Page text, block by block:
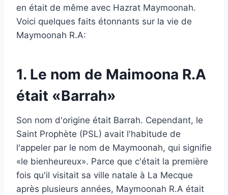
en était de même avec Hazrat Maymoonah.
Voici quelques faits étonnants sur la vie de
Maymoonah R.A:
1. Le nom de Maimoona R.A
était «Barrah»
Son nom d'origine était Barrah. Cependant, le
Saint Prophète (PSL) avait l'habitude de
l'appeler par le nom de Maymoonah, qui signifie
«le bienheureux». Parce que c'était la première
fois qu'il visitait sa ville natale à La Mecque
après plusieurs années, Maymoonah R.A était